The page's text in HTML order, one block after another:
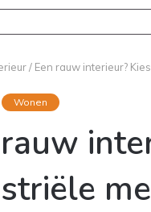
/ Een rauw interieur?
Wonen